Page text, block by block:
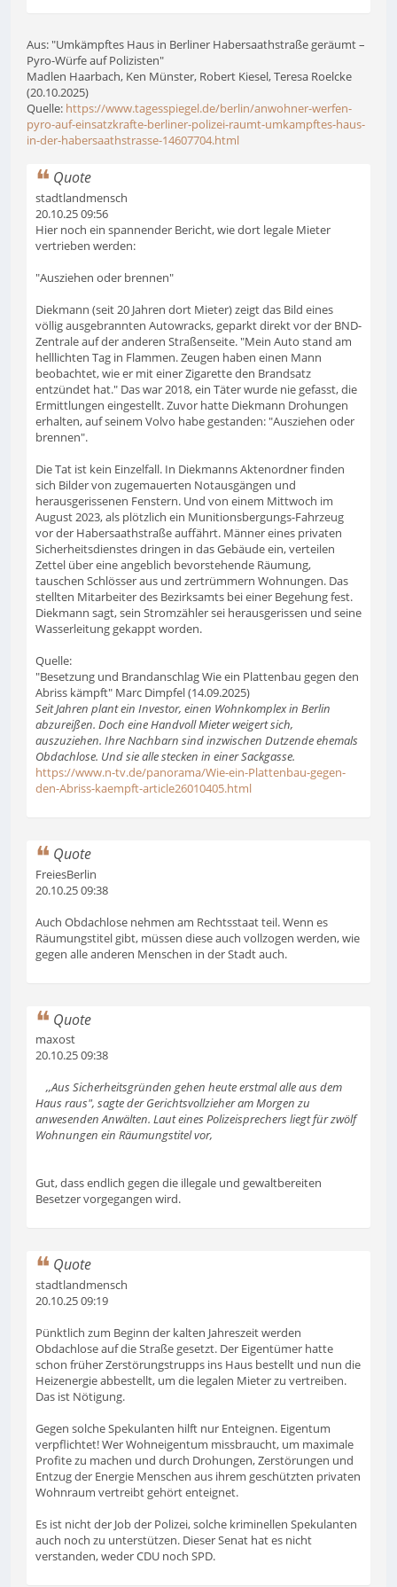
Aus: "Umkämpftes Haus in Berliner Habersaathstraße geräumt –
Pyro-Würfe auf Polizisten"
Madlen Haarbach, Ken Münster, Robert Kiesel, Teresa Roelcke
(20.10.2025)
Quelle: https://www.tagesspiegel.de/berlin/anwohner-werfen-
pyro-auf-einsatzkrafte-berliner-polizei-raumt-umkampftes-haus-
in-der-habersaathstrasse-14607704.html
Quote
stadtlandmensch
20.10.25 09:56
Hier noch ein spannender Bericht, wie dort legale Mieter
vertrieben werden:
"Ausziehen oder brennen"
Diekmann (seit 20 Jahren dort Mieter) zeigt das Bild eines
völlig ausgebrannten Autowracks, geparkt direkt vor der BND-
Zentrale auf der anderen Straßenseite. "Mein Auto stand am
helllichten Tag in Flammen. Zeugen haben einen Mann
beobachtet, wie er mit einer Zigarette den Brandsatz
entzündet hat." Das war 2018, ein Täter wurde nie gefasst, die
Ermittlungen eingestellt. Zuvor hatte Diekmann Drohungen
erhalten, auf seinem Volvo habe gestanden: "Ausziehen oder
brennen".
Die Tat ist kein Einzelfall. In Diekmanns Aktenordner finden
sich Bilder von zugemauerten Notausgängen und
herausgerissenen Fenstern. Und von einem Mittwoch im
August 2023, als plötzlich ein Munitionsbergungs-Fahrzeug
vor der Habersaathstraße auffährt. Männer eines privaten
Sicherheitsdienstes dringen in das Gebäude ein, verteilen
Zettel über eine angeblich bevorstehende Räumung,
tauschen Schlösser aus und zertrümmern Wohnungen. Das
stellten Mitarbeiter des Bezirksamts bei einer Begehung fest.
Diekmann sagt, sein Stromzähler sei herausgerissen und seine
Wasserleitung gekappt worden.
Quelle:
"Besetzung und Brandanschlag Wie ein Plattenbau gegen den
Abriss kämpft" Marc Dimpfel (14.09.2025)
Seit Jahren plant ein Investor, einen Wohnkomplex in Berlin
abzureißen. Doch eine Handvoll Mieter weigert sich,
auszuziehen. Ihre Nachbarn sind inzwischen Dutzende ehemals
Obdachlose. Und sie alle stecken in einer Sackgasse.
https://www.n-tv.de/panorama/Wie-ein-Plattenbau-gegen-
den-Abriss-kaempft-article26010405.html
Quote
FreiesBerlin
20.10.25 09:38
Auch Obdachlose nehmen am Rechtsstaat teil. Wenn es
Räumungstitel gibt, müssen diese auch vollzogen werden, wie
gegen alle anderen Menschen in der Stadt auch.
Quote
maxost
20.10.25 09:38
,,Aus Sicherheitsgründen gehen heute erstmal alle aus dem
Haus raus", sagte der Gerichtsvollzieher am Morgen zu
anwesenden Anwälten. Laut eines Polizeisprechers liegt für zwölf
Wohnungen ein Räumungstitel vor,
Gut, dass endlich gegen die illegale und gewaltbereiten
Besetzer vorgegangen wird.
Quote
stadtlandmensch
20.10.25 09:19
Pünktlich zum Beginn der kalten Jahreszeit werden
Obdachlose auf die Straße gesetzt. Der Eigentümer hatte
schon früher Zerstörungstrupps ins Haus bestellt und nun die
Heizenergie abbestellt, um die legalen Mieter zu vertreiben.
Das ist Nötigung.
Gegen solche Spekulanten hilft nur Enteignen. Eigentum
verpflichtet! Wer Wohneigentum missbraucht, um maximale
Profite zu machen und durch Drohungen, Zerstörungen und
Entzug der Energie Menschen aus ihrem geschützten privaten
Wohnraum vertreibt gehört enteignet.
Es ist nicht der Job der Polizei, solche kriminellen Spekulanten
auch noch zu unterstützen. Dieser Senat hat es nicht
verstanden, weder CDU noch SPD.